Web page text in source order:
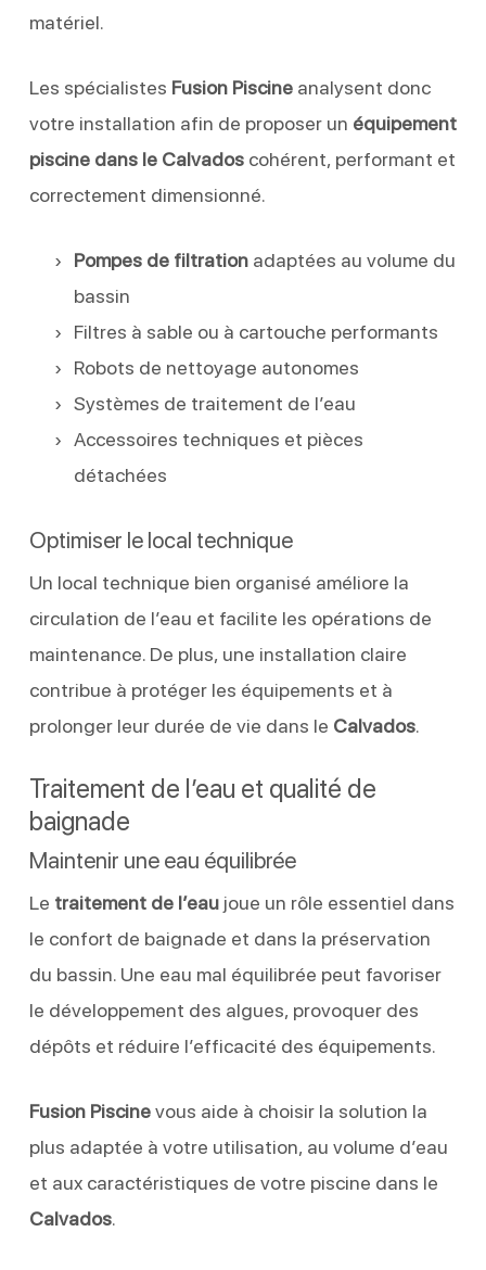
matériel.
Les spécialistes Fusion Piscineanalysent donc
votre installation afin de proposer un équipement
piscine dans le Calvadoscohérent, performant et
correctement dimensionné.
Pompes de filtrationadaptées au volume du
bassin
Filtres à sable ou à cartouche performants
Robots de nettoyage autonomes
Systèmes de traitement de l’eau
Accessoires techniques et pièces
détachées
Optimiser le local technique
Un local technique bien organisé améliore la
circulation de l’eau et facilite les opérations de
maintenance. De plus, une installation claire
contribue à protéger les équipements et à
prolonger leur durée de vie dans le Calvados.
Traitement de l’eau et qualité de
baignade
Maintenir une eau équilibrée
Le traitement de l’eaujoue un rôle essentiel dans
le confort de baignade et dans la préservation
du bassin. Une eau mal équilibrée peut favoriser
le développement des algues, provoquer des
dépôts et réduire l’efficacité des équipements.
Fusion Piscinevous aide à choisir la solution la
plus adaptée à votre utilisation, au volume d’eau
et aux caractéristiques de votre piscine dans le
Calvados.